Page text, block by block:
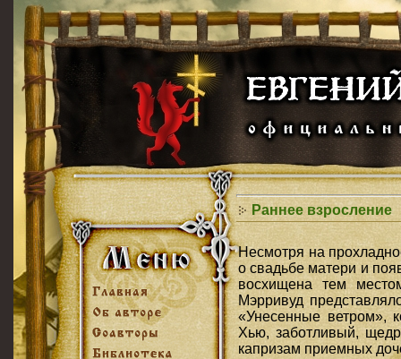
Раннее взросление
Несмотря на
о свадьбе матери и
восхищена тем
Мэрривуд
«Унесенные ветром»,
Хью, заботливый,
капризам приемных